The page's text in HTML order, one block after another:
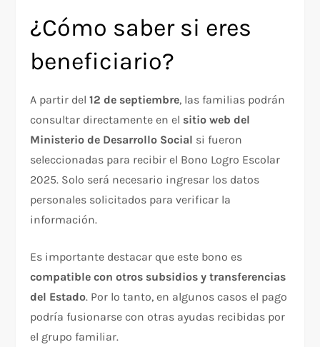
¿Cómo saber si eres
beneficiario?
A partir del12 de septiembre, las familias podrán
consultar directamente en el sitio web del
Ministerio de Desarrollo Social si fueron
seleccionadas para recibir el Bono Logro Escolar
2025. Solo será necesario ingresar los datos
personales solicitados para verificar la
información.
Es importante destacar que este bono es
compatible con otros subsidios y transferencias
del Estado. Por lo tanto, en algunos casos el pago
podría fusionarse con otras ayudas recibidas por
el grupo familiar.